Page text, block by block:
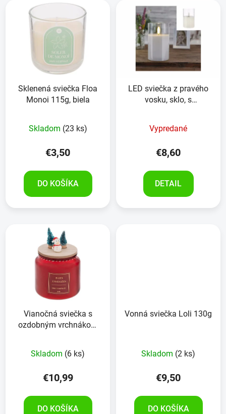
Sklenená sviečka Floa
Monoi 115g, biela
Skladom (23 ks)
€3,50
DO KOŠÍKA
LED sviečka z pravého
vosku, sklo, s
Vypredané
€8,60
DETAIL
Vianočná sviečka s
ozdobným vrchnákom
Skladom (6 ks)
€10,99
DO KOŠÍKA
Vonná sviečka Loli 130g
Skladom (2 ks)
€9,50
DO KOŠÍKA